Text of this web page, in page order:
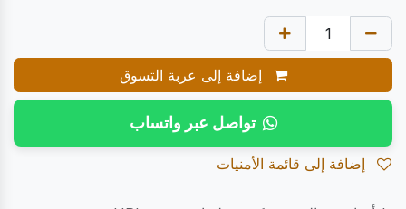
إضافة إلى عربة التسوق
تواصل عبر واتساب